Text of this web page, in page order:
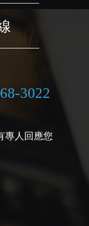
3022
專人回應您